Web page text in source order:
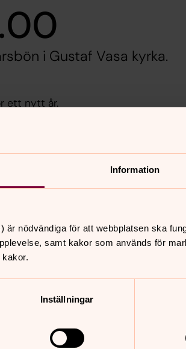
Information
är nödvändiga för att webbplatsen ska
samt kakor som används för
Inställningar
i Gustaf Vasa kyrka.
ett nytt år.